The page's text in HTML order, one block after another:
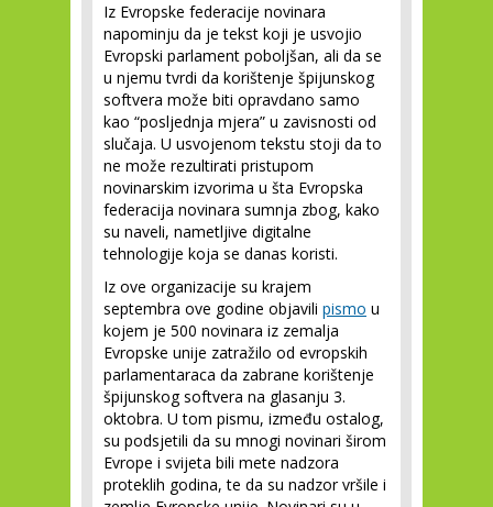
Iz Evropske federacije novinara
napominju da je tekst koji je usvojio
Evropski parlament poboljšan, ali da se
u njemu tvrdi da korištenje špijunskog
softvera može biti opravdano samo
kao “posljednja mjera” u zavisnosti od
slučaja. U usvojenom tekstu stoji da to
ne može rezultirati pristupom
novinarskim izvorima u šta Evropska
federacija novinara sumnja zbog, kako
su naveli, nametljive digitalne
tehnologije koja se danas koristi.
Iz ove organizacije su krajem
septembra ove godine objavili pismo u
kojem je 500 novinara iz zemalja
Evropske unije zatražilo od evropskih
parlamentaraca da zabrane korištenje
špijunskog softvera na glasanju 3.
oktobra. U tom pismu, između ostalog,
su podsjetili da su mnogi novinari širom
Evrope i svijeta bili mete nadzora
proteklih godina, te da su nadzor vršile i